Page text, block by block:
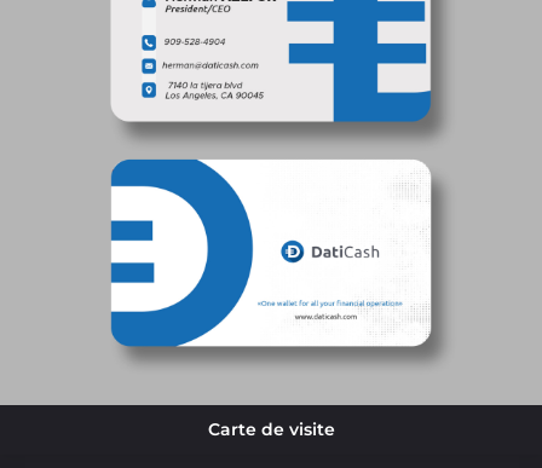
Carte de visite